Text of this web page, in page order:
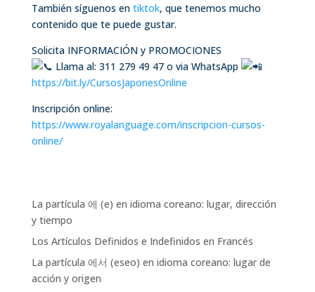
También síguenos en tiktok, que tenemos mucho
contenido que te puede gustar.
Solicita INFORMACIÓN y PROMOCIONES
Llama al: 311 279 49 47 o via WhatsApp
https://bit.ly/CursosJaponesOnline
Inscripción online:
https://www.royalanguage.com/inscripcion-cursos-
online/
La partícula 에 (e) en idioma coreano: lugar, dirección
y tiempo
Los Artículos Definidos e Indefinidos en Francés
La partícula 에서 (eseo) en idioma coreano: lugar de
acción y origen